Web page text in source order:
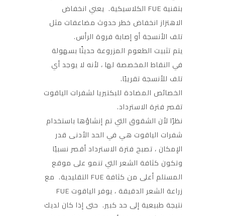
بتقنية FUE الكلاسيكية. يعني انخفاض
الاهتزاز انخفاض خطر حدوث مضاعفات مثل
تلف الأنسجة أو إصابة فروة الرأس.
يتم تثبيت الطعوم المزروعة حديثًا بسهولة
في النقاط المخصصة لها ، لأنه لا يوجد أي
تلف للأنسجة تقريبًا.
الخصائص المضادة للبكتيريا لشفرات الياقوت
تقصر فترة الاسترداد.
نظرًا لأن الشقوق التي تم إنشاؤها باستخدام
شفرات الياقوت هي في الحد الأدنى قدر
الإمكان ، تصبح فترة الاسترداد أقصر نسبيًا
وتكون كثافة الشعر التي تنمو على موقع
المستلم أعلى من كثافة FUE التقليدية. مع
زراعة الشعر الدقيقة ، يوفر الياقوت FUE
نتيجة طبيعية إلى حد كبير. حتى إذا كان لديك